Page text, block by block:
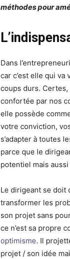
méthodes pour
Dans
car c’est elle qui
coups durs.
confortée par nos
elle possède
votre conviction,
s’adapter à toutes
parce que le
potentiel mais
Le dirigeant se doit
transformer les
son projet sans
ce n’est sa propre
optimisme. Il
projet / son idée